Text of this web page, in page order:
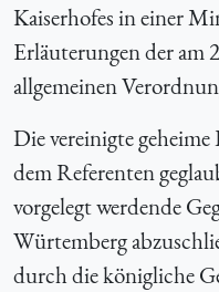
Kaiserhofes in einer
Erläuterungen der am 2
allgemeinen
Die vereinigte
dem Referenten
vorgelegt werdende
Würtemberg
durch die königliche